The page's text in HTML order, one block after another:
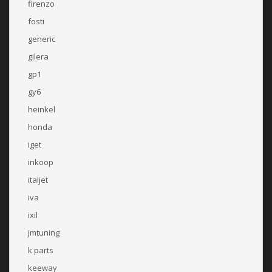
firenzo
fosti
generic
gilera
gp1
gy6
heinkel
honda
iget
inkoop
italjet
iva
ixil
jmtuning
k parts
keeway